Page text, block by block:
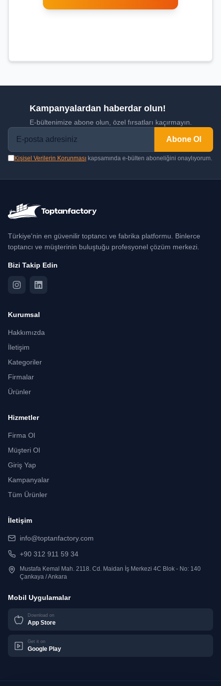
Kampanyalardan haberdar olun!
E-bültenimize abone olun, özel fırsatları kaçırmayın.
Abone Ol
Kişisel Verilerin Korunması kapsamında e-bülten aboneliğini onaylıyorum.
Türkiye'nin en güvenilir toptancı ve fabrika platformu. Binlerce
toptancı ve müşterinin buluştuğu profesyonel çözüm merkezi.
Bizi Takip Edin
Kurumsal
Hakkımızda
İletişim
Kategoriler
Firmalar
Ürünler
Hizmetler
Firma Ol
Müşteri Ol
Giriş Yap
Kampanyalar
Tüm Ürünler
İletişim
info@toptanfactory.com
+90 312 911 59 34
Mustafa Kemal Mah. 2118. Cd. Maidan İş Merkezi 4C Blok - No: 140
Çankaya / Ankara
Mobil Uygulamalar
Download on
App Store
Get it on
Google Play